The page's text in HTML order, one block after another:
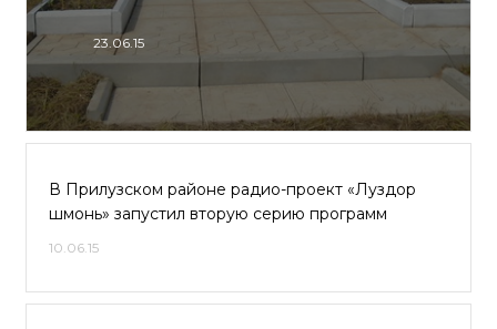
23.06.15
В Прилузском районе радио-проект «Луздор
шмонь» запустил вторую серию программ
10.06.15